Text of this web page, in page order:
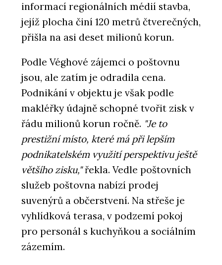
informací regionálních médií stavba,
jejíž plocha činí 120 metrů čtverečných,
přišla na asi deset milionů korun.
Podle Véghové zájemci o poštovnu
jsou, ale zatím je odradila cena.
Podnikání v objektu je však podle
makléřky údajně schopné tvořit zisk v
řádu milionů korun ročně. "Je to
prestižní místo, které má při lepším
podnikatelském využití perspektivu ještě
většího zisku,"řekla. Vedle poštovních
služeb poštovna nabízí prodej
suvenýrů a občerstvení. Na střeše je
vyhlídková terasa, v podzemí pokoj
pro personál s kuchyňkou a sociálním
zázemím.